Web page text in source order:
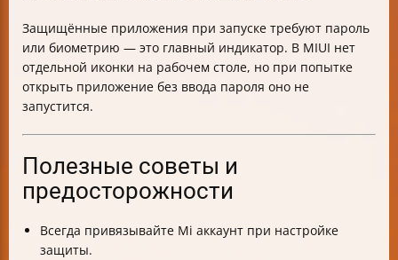
Защищённые приложения при запуске требуют пароль
или биометрию — это главный индикатор. В MIUI нет
отдельной иконки на рабочем столе, но при попытке
открыть приложение без ввода пароля оно не
запустится.
Полезные советы и
предосторожности
Всегда привязывайте Mi аккаунт при настройке
защиты.